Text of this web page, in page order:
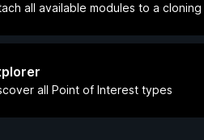
all available modules to a
all Point of Interest types